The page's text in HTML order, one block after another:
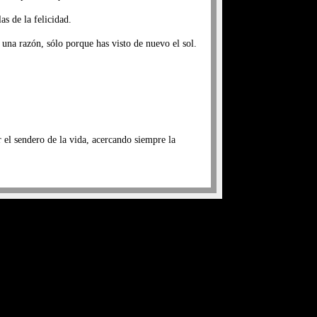
de la felicidad.
razón, sólo porque has visto de nuevo el sol.
sendero de la vida, acercando siempre la